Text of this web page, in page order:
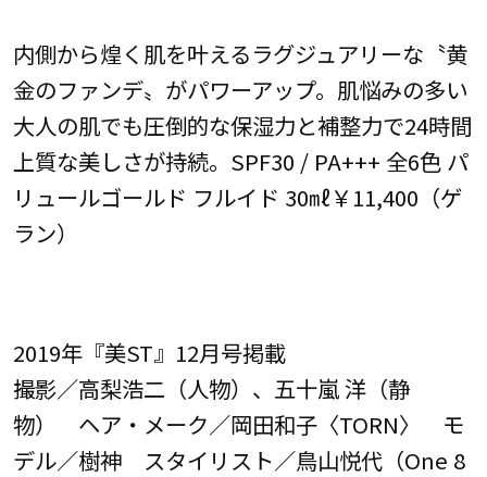
内側から煌く肌を叶えるラグジュアリーな〝黄
金のファンデ〟がパワーアップ。肌悩みの多い
大人の肌でも圧倒的な保湿力と補整力で24時間
上質な美しさが持続。SPF30 / PA+++ 全6色 パ
リュールゴールド フルイド 30㎖￥11,400（ゲ
ラン）
2019年『美ST』12月号掲載
撮影／高梨浩二（人物）、五十嵐 洋（静
物） ヘア・メーク／岡田和子〈TORN〉 モ
デル／樹神 スタイリスト／鳥山悦代（One 8